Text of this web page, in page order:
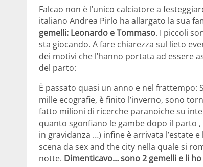
Falcao non è l’unico calciatore a
italiano Andrea Pirlo ha allargato la sua
gemelli: Leonardo e Tommaso. I piccoli
sta giocando. A fare chiarezza sul lieto
dei motivi che l’hanno portata ad essere
del parto:
È passato quasi un anno e nel
mille ecografie, è finito l’inverno, sono
fatto milioni di ricerche paranoiche su
quanto sgonfiano le gambe dopo il parto
in gravidanza …) infine è arrivata l’estate
scena da sex and the city nella quale si
notte. Dimenticavo… sono 2 gemelli e li